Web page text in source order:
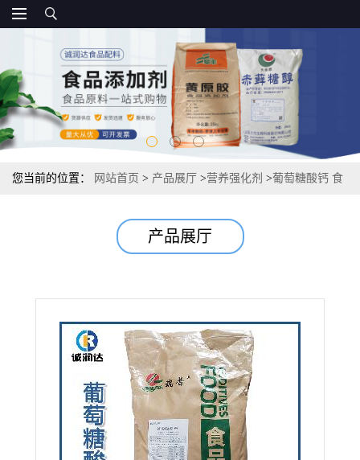
您当前的位置： 网站首页 > 产品展厅 >营养强化剂 >葡萄糖酸钙 食
产品展厅